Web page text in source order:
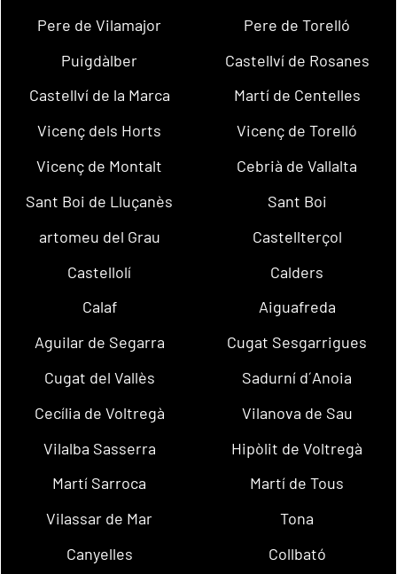
Pere de Vilamajor
Pere de Torelló
Puigdàlber
Castellví de Rosanes
Castellví de la Marca
Martí de Centelles
Vicenç dels Horts
Vicenç de Torelló
Vicenç de Montalt
Cebrià de Vallalta
Sant Boi de Lluçanès
Sant Boi
artomeu del Grau
Castellterçol
Castellolí
Calders
Calaf
Aiguafreda
Aguilar de Segarra
Cugat Sesgarrigues
Cugat del Vallès
Sadurní d´Anoia
Cecília de Voltregà
Vilanova de Sau
Vilalba Sasserra
Hipòlit de Voltregà
Martí Sarroca
Martí de Tous
Vilassar de Mar
Tona
Canyelles
Collbató